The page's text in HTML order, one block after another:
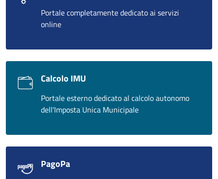
Portale completamente dedicato ai servizi
online
Calcolo IMU
Portale esterno dedicato al calcolo autonomo
dell'Imposta Unica Municipale
PagoPa